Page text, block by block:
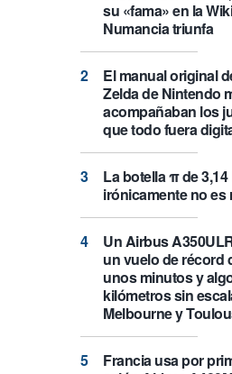
su «fama» en la
Numancia triunfa
El manual original
Zelda de Nintendo
acompañaban los
que todo fuera
La botella π de
irónicamente no es
Un Airbus
un vuelo de récord
unos minutos y
kilómetros sin
Melbourne y
Francia usa por